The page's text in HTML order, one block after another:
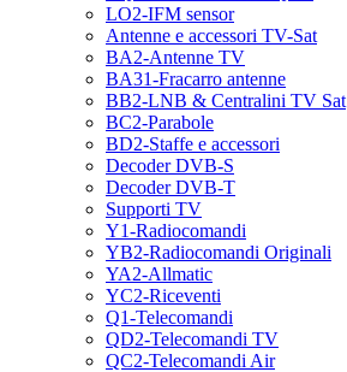
LO2-IFM sensor
Antenne e accessori TV-Sat
BA2-Antenne TV
BA31-Fracarro antenne
BB2-LNB & Centralini TV Sat
BC2-Parabole
BD2-Staffe e accessori
Decoder DVB-S
Decoder DVB-T
Supporti TV
Y1-Radiocomandi
YB2-Radiocomandi Originali
YA2-Allmatic
YC2-Riceventi
Q1-Telecomandi
QD2-Telecomandi TV
QC2-Telecomandi Air